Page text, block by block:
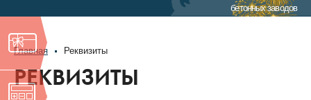
бетонных заводов
Главная Реквизиты
РЕКВИЗИТЫ